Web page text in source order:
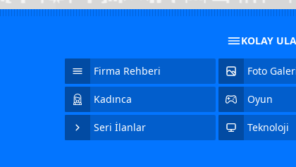
KOLAY
Firma Rehberi Foto
Kadınca Oyun
Seri İlanlar Teknoloji